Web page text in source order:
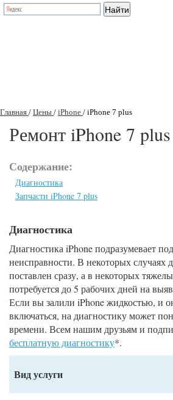
Главная / Цены / iPhone / iPhone 7 plus
Ремонт iPhone 7 plus
Содержание:
Диагностика
Запчасти iPhone 7 plus
Диагностика
Диагностика iPhone подразумевает
неисправности. В некоторых случаях
поставлен сразу, а в некоторых
потребуется до 5 рабочих дней на
Если вы залили iPhone жидкостью, и
включаться, на диагностику может
времени. Всем нашим друзьям и
бесплатную диагностику*.
Вид услуги